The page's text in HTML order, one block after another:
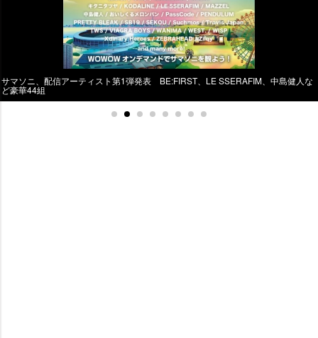
サマソニ、配信アーティスト第1弾発表 BE:FIRST、LE SSERAFIM、中島健人な
ど豪華44組